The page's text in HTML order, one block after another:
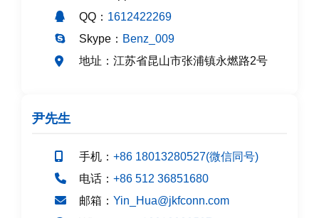
QQ： 1612422269
Skype： Benz_009
地址： 江苏省昆山市张浦镇永燃路2号
尹先生
手机： +86 18013280527(微信同号)
电话： +86 512 36851680
邮箱： Yin_Hua@jkfconn.com